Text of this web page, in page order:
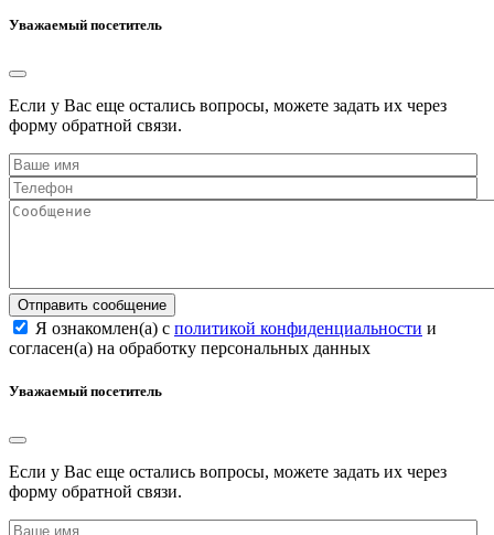
Уважаемый посетитель
Если у Вас еще остались вопросы, можете задать их через
форму обратной связи.
Отправить сообщение
Я ознакомлен(а) с политикой конфиденциальности и
согласен(а) на обработку персональных данных
Уважаемый посетитель
Если у Вас еще остались вопросы, можете задать их через
форму обратной связи.